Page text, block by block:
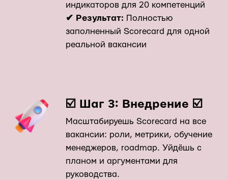
индикаторов для 20 компетенций
✔ Результат: Полностью
заполненный Scorecard для одной
реальной вакансии
☑️ Шаг 3: Внедрение ☑️
Масштабируешь Scorecard на все
вакансии: роли, метрики, обучение
менеджеров, roadmap. Уйдёшь с
планом и аргументами для
руководства.